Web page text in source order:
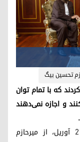
تحسین بیگ
تاکید کردند که با تمام توان
و اجازه نمی‌دهند
پرزیدنت مسعود بارزانی، امروز یکشنبه ٢١ آوریل، از میرحازم